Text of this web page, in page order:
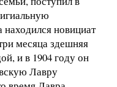
находился новициат
месяца здешняя
и в 1904 году он
Лавру